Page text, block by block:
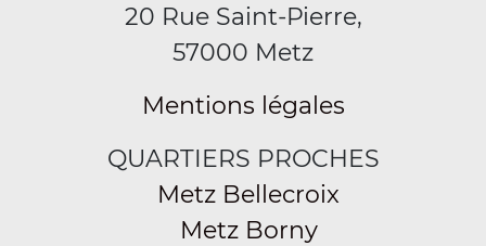
20 Rue Saint-Pierre,
57000 Metz
Mentions légales
QUARTIERS PROCHES
Metz Bellecroix
Metz Borny